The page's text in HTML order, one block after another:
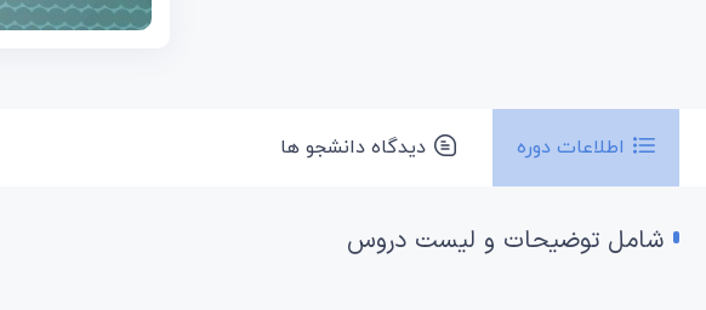
اطلاعات دوره دیدگاه دانشجو ها
شامل توضیحات و لیست دروس